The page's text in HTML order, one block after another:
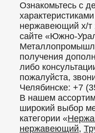
Ознакомьтесь с
нержавеющий х/т
сайте «Южно-
получения
либо
пожалуйста,
Челябинске: +7
В нашем
широкий выбор
категории «
нержавеющий,